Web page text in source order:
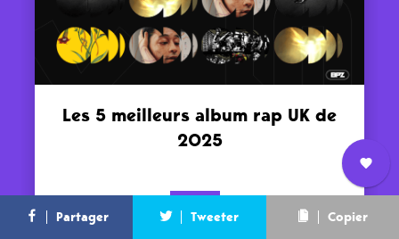
L’équipe
Nous
rejoindre
Newsletter
Partager Tweeter Copier
Les 5 meilleurs album rap UK de
2025
il y a 7 mois